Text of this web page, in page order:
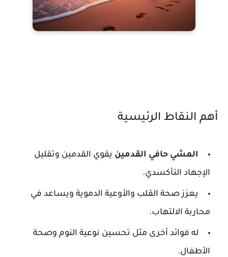
أهم النقاط الرئيسية
المشي حافي القدمين يقوي القدمين وتقليل
الإجهاد التأكسدي.
يعزز صحة القلب والأوعية الدموية ويساعد في
محاربة الالتهاب.
له فوائد أخرى مثل تحسين نوعية النوم وصحة
الأطفال.